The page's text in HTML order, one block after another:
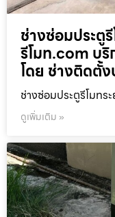
ช่างซ่อมประตู
รีโมท.com บริ
โดย ช่างติดตั้
ช่างซ่อมประตูรีโมทร
ดูเพิ่มเติม »